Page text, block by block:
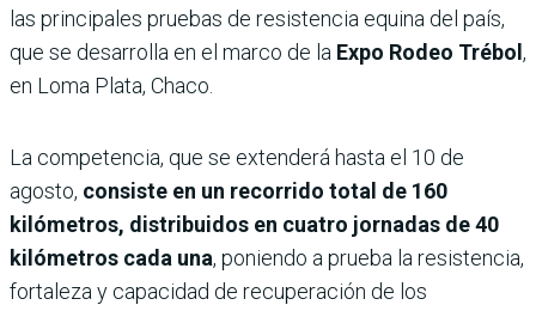
las principales pruebas de resistencia equina del país,
que se desarrolla en el marco de la Expo Rodeo Trébol ,
en Loma Plata, Chaco.
La competencia, que se extenderá hasta el 10 de
agosto, consiste en un recorrido total de 160
kilómetros, distribuidos en cuatro jornadas de 40
kilómetros cada una, poniendo a prueba la resistencia,
fortaleza y capacidad de recuperación de los